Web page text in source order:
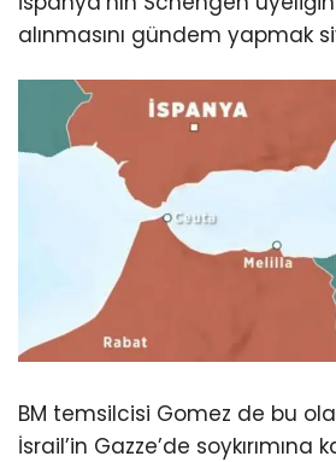
alınmasını gündem yapmak
BM temsilcisi Gomez de bu
İsrail’in Gazze’de soykırımına